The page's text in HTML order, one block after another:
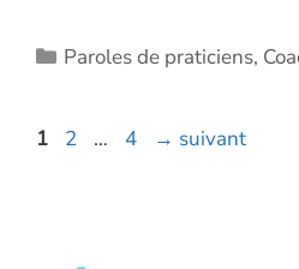
Catégories
Paroles de praticiens,
Page
1 Page
2 … Page
4 → suivant